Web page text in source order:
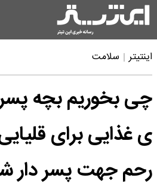
اینتیتر سلامت
چی بخوریم بچه
ی غذایی برای
رحم جهت پسر دار